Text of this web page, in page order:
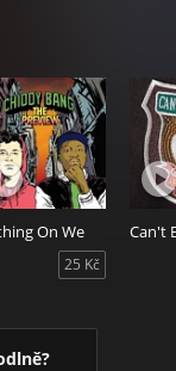
On We
25 Kč